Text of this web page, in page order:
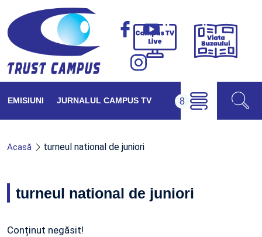
Campus
Viața
EMISIUNI JURNALUL CAMPUS TV
Acasă turneul national de juniori
turneul national de juniori
Conținut negăsit!